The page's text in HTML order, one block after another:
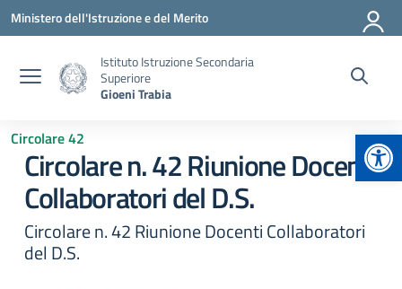
Vai ai contenuti
Vai al menu di navigazione
Vai al footer
Ministero dell'Istruzione e del Merito
Istituto Istruzione Secondaria
Superiore
Gioeni Trabia
Circolare 42
Circolare n. 42 Riunione Docenti
Collaboratori del D.S.
Circolare n. 42 Riunione Docenti Collaboratori
del D.S.